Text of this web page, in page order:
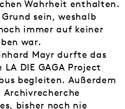
Wahrheit enthalten.
sein, weshalb
immer auf keiner
war.
Mayr durfte das
DIE GAGA Project
begleiten. Außerdem
bisher noch nie